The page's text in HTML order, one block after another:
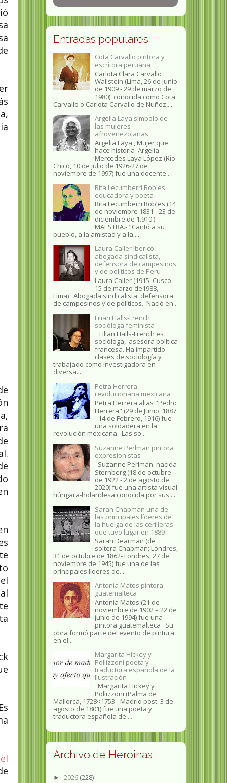
Entradas populares
Cota Carvallo pintora y
escritora peruana
Carlota Clara Carvallo
Wallstein (Lima, 26 de junio
de 1909 - 29 de marzo de
1980), conocida como Cota
Carvallo o Carlota Carvallo de Nuñez,...
Argelia Laya símbolo de
las mujeres
afrovenezolanas
Argelia Laya , Mujer que
hace historia Argelia
Mercedes Laya López (Río
Chico, 10 de julio de 1926-27 de
noviembre de 1997) fue una docente...
Rita Lecumberri Robles
educadora y poeta
Rita Lecumberri Robles (14
de noviembre 1831- 23 de
diciembre de 1.910 )
MAESTRA.- "Cantó a su
pueblo, a la amistad y a la ...
Laura Caller Iberico,
abogada sindicalista,
defensora de campesinos
y de políticos de Peru
Laura Caller (1915, Cusco -
15 de marzo de1988,
Lima) Abogada sindicalista, defensora
de campesinos y de políticos. Nació en...
Lilian Halls-French
socióloga feminista
Lilian Halls-French es
socióloga, asesora política
francesa. Ha impartido
clases de sociología y
trabajado como investigadora en
diversa...
Petra Herrera
revolucionaria mexicana
Petra Herrera alias "Pedro
Herrera" (29 de Junio, 1887
- 14 de Febrero, 1916) fue
una soldadera en la
revolución mexicana. Las so...
Suzanne Perlman pintora
expresionistas
Suzanne Perlman nacida
Sternberg (18 de octubre
de 1922 - 2 de agosto de
2020) fue una artista visual
húngara-holandesa conocida por sus ...
Sarah Chapman una de
las principales líderes de
la huelga de las cerilleras
que tuvo lugar en 1889
Sarah Dearman (de
soltera Chapman; Londres,
31 de octubre de 1862​- Londres, 27 de
noviembre de 1945)​ fue una de las
principales líderes de...
Antonia Matos pintora
guatemalteca
Antonia Matos (21 de
noviembre de 1902 – 22 de
junio de 1994) fue una
pintora guatemalteca . Su
obra formó parte del evento de pintura
en el...
Margarita Hickey y
Pollizzoni poeta y
traductora española de la
Ilustración
Margarita Hickey y
Pollizzoni (Palma de
Mallorca, 1728<1753 - Madrid post. 3 de
agosto de 1801) fue una poeta y
traductora española de ...
Archivo de Heroinas
► 2026 (228)